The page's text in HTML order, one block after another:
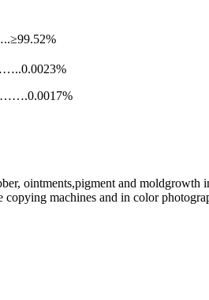
ointments,pigment and
machines and in color